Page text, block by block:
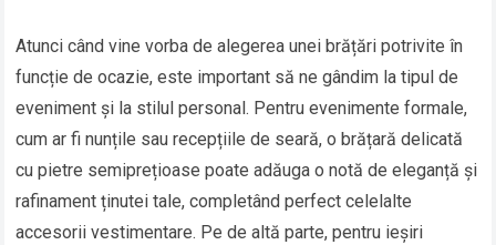
Atunci când vine vorba de alegerea unei brățări potrivite în
funcție de ocazie, este important să ne gândim la tipul de
eveniment și la stilul personal. Pentru evenimente formale,
cum ar fi nunțile sau recepțiile de seară, o brățară delicată
cu pietre semiprețioase poate adăuga o notă de eleganță și
rafinament ținutei tale, completând perfect celelalte
accesorii vestimentare. Pe de altă parte, pentru ieșiri